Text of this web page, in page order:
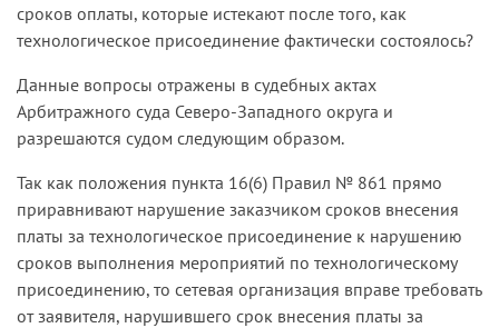
сроков оплаты, которые истекают после того, как
технологическое присоединение фактически состоялось?
Данные вопросы отражены в судебных актах
Арбитражного суда Северо-Западного округа и
разрешаются судом следующим образом.
Так как положения пункта 16(6) Правил № 861 прямо
приравнивают нарушение заказчиком сроков внесения
платы за технологическое присоединение к нарушению
сроков выполнения мероприятий по технологическому
присоединению, то сетевая организация вправе требовать
от заявителя, нарушившего срок внесения платы за